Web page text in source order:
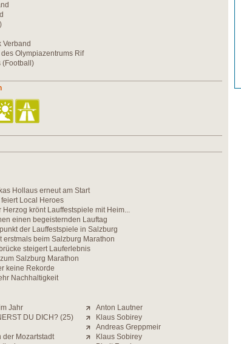
Verband
Olympiazentrums Rif
(Football)
Hollaus erneut am Start
Local Heroes
Herzog krönt Lauffestspiele mit Heim...
einen begeisternden Lauftag
der Lauffestspiele in Salzburg
erstmals beim Salzburg Marathon
steigert Lauferlebnis
Salzburg Marathon
keine Rekorde
Nachhaltigkeit
Jahr
Anton Lautner
DU DICH? (25)
Klaus Sobirey
Andreas Greppmeir
der Mozartstadt
Klaus Sobirey